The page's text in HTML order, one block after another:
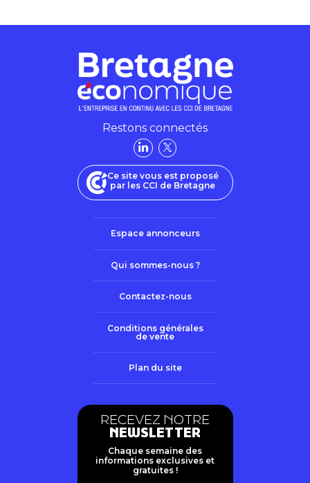
Restons connectés
Ce site vous est proposé
par les CCI de Bretagne
Espace annonceurs
Qui sommes-nous ?
Contactez-nous
Conditions générales
de vente
Plan du site
RECEVEZ NOTRE
NEWSLETTER
Chaque semaine des
informations exclusives et
gratuites !